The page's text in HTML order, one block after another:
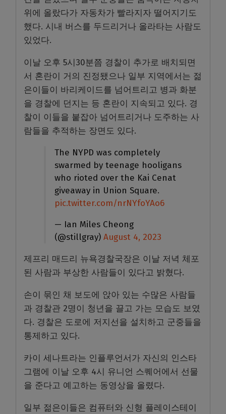
위에 올랐다가 자동차가 빨라지자 떨어지기도
했다. 시내 버스를 두드리거나 올라타는 사람도
있었다.
이날 오후 5시30분쯤 경찰이 추가로 배치되면
서 혼란이 거의 진정됐으나 일부 지역에서는 젊
은이들이 바리케이드를 넘어트리고 병과 화분
을 경찰에 던지는 등 혼란이 지속되고 있다. 경
찰이 이들을 붙잡아 넘어트리거나 도주하는 사
람들을 추적하는 장면도 있다.
The NYPD was completely
swarmed by teenage hooligans
who rioted over the Kai Cenat
giveaway in Union Square.
pic.twitter.com/nrNYfoYAo6
— Ian Miles Cheong
(@stillgray) August 4, 2023
제프리 매드리 뉴욕경찰국장은 이날 저녁 체포
된 사람과 부상한 사람들이 있다고 밝혔다.
손이 묶인 채 보도에 앉아 있는 수많은 사람들
과 경찰관 2명이 청년을 끌고 가는 모습도 보였
다. 경찰은 도로에 저지선을 설치하고 군중들을
통제하고 있다.
카이 세나트라는 인플루언서가 자신의 인스타
그램에 이날 오후 4시 유니언 스퀘어에서 선물
을 준다고 예고하는 동영상을 올렸다.
일부 젊은이들은 컴퓨터와 신형 플레이스테이